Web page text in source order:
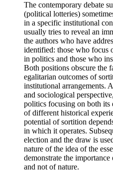
The contemporary debate
(political lotteries)
in a specific institutional
usually tries to reveal an
the authors who have
identified: those who focus
in politics and those who
Both positions obscure the
egalitarian outcomes of
institutional arrangements.
and sociological
politics focusing on both its
of different historical
potential of sortition
in which it operates.
election and the draw is
nature of the idea of the
demonstrate the
and not of nature.